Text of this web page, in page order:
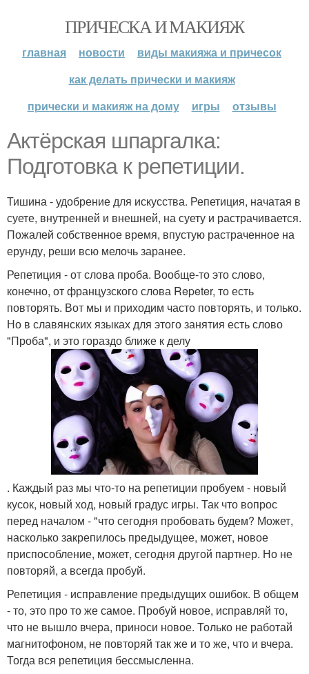
ПРИЧЕСКА И МАКИЯЖ
главная новости
виды макияжа и причесок
как делать прически и макияж
прически и макияж на дому
игры отзывы
Актёрская шпаргалка:
Подготовка к репетиции.
Тишина - удобрение для искусства. Репетиция, начатая в
суете, внутренней и внешней, на суету и растрачивается.
Пожалей собственное время, впустую растраченное на
ерунду, реши всю мелочь заранее.
Репетиция - от слова проба. Вообще-то это слово,
конечно, от французского слова Repeter, то есть
повторять. Вот мы и приходим часто повторять, и только.
Но в славянских языках для этого занятия есть слово
"Проба", и это гораздо ближе к делу
. Каждый раз мы что-то на репетиции пробуем - новый
кусок, новый ход, новый градус игры. Так что вопрос
перед началом - "что сегодня пробовать будем? Может,
насколько закрепилось предыдущее, может, новое
приспособление, может, сегодня другой партнер. Но не
повторяй, а всегда пробуй.
Репетиция - исправление предыдущих ошибок. В общем
- то, это про то же самое. Пробуй новое, исправляй то,
что не вышло вчера, приноси новое. Только не работай
магнитофоном, не повторяй так же и то же, что и вчера.
Тогда вся репетиция бессмысленна.